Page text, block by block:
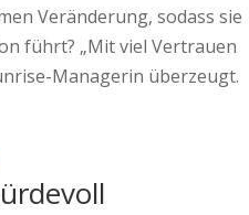
Veränderung, sodass sie
führt? „Mit viel Vertrauen
Managerin überzeugt.